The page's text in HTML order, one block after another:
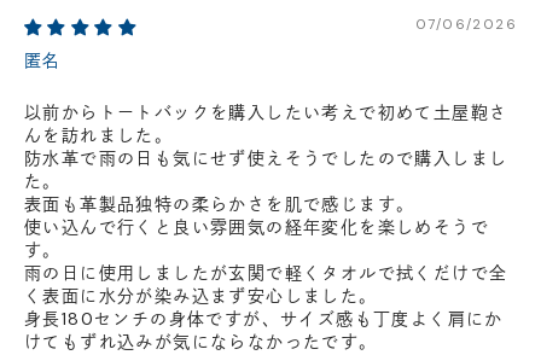
います。
最新の在庫状況については、ご利用店舗に直接お問い
07/06/2026
匿名
以前からトートバックを購入したい考えで初めて土屋鞄さ
んを訪れました。
防水革で雨の日も気にせず使えそうでしたので購入しまし
た。
表面も革製品独特の柔らかさを肌で感じます。
使い込んで行くと良い雰囲気の経年変化を楽しめそうで
す。
雨の日に使用しましたが玄関で軽くタオルで拭くだけで全
く表面に水分が染み込まず安心しました。
身長180センチの身体ですが、サイズ感も丁度よく肩にか
けてもずれ込みが気にならなかったです。